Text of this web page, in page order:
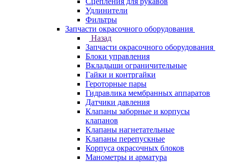
Удлинители
Фильтры
Запчасти окрасочного оборудования
Назад
Запчасти окрасочного оборудования
Блоки управления
Вкладыши ограничительные
Гайки и контргайки
Героторные пары
Гидравлика мембранных аппаратов
Датчики давления
Клапаны заборные и корпусы
клапанов
Клапаны нагнетательные
Клапаны перепускные
Корпуса окрасочных блоков
Манометры и арматура